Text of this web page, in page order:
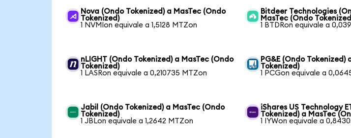
Nova (Ondo Tokenized) a MasTec (Ondo
Tokenized)
1 NVMIon equivale a 1,5128 MTZon
Bitdeer Technologies
MasTec (Ondo
1 BTDRon equivale a
nLIGHT (Ondo Tokenized) a MasTec (Ondo
Tokenized)
1 LASRon equivale a 0,210735 MTZon
PG&E (Ondo Tokenized)
Tokenized)
1 PCGon equivale a
Jabil (Ondo Tokenized) a MasTec (Ondo
Tokenized)
1 JBLon equivale a 1,2642 MTZon
iShares US Technology
Tokenized) a MasTec
1 IYWon equivale a